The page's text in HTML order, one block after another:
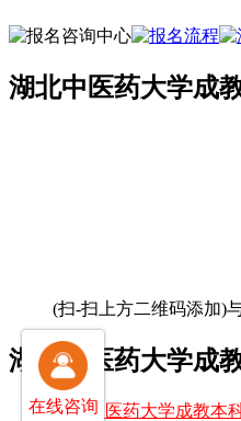
湖北中医药大学成
(扫-扫上方二维码添加)
湖北中医药大学成
湖北中医药大学成教本
在线咨询